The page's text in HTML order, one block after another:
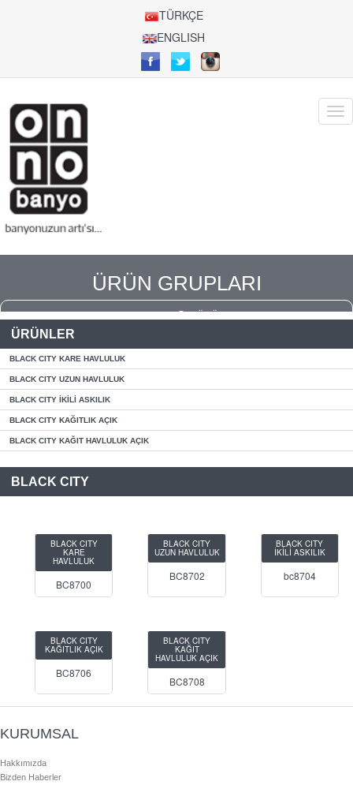
TÜRKÇE
ENGLISH
ÜRÜN GRUPLARI
ÜRÜNLER
BLACK CITY KARE HAVLULUK
BLACK CITY UZUN HAVLULUK
BLACK CITY İKİLİ ASKILIK
BLACK CITY KAĞITLIK AÇIK
BLACK CITY KAĞIT HAVLULUK AÇIK
BLACK CITY
BLACK CITY
KARE
HAVLULUK
BC8700
BLACK CITY
UZUN HAVLULUK
BC8702
BLACK CITY
İKİLİ ASKILIK
bc8704
BLACK CITY
KAĞITLIK AÇIK
BC8706
BLACK CITY
KAĞIT
HAVLULUK AÇIK
BC8708
KURUMSAL
Hakkımızda
Bizden Haberler